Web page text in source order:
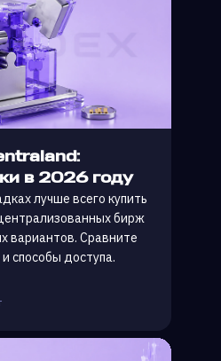
в 2026 году
лучше всего купить
бирж
вариантов. Сравните
способы доступа.